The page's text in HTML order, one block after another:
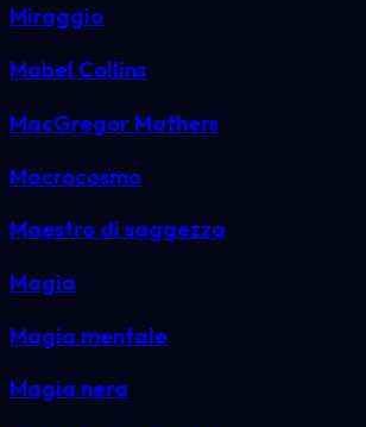
Miraggio
Mabel Collins
MacGregor Mathers
Macrocosmo
Maestro di saggezza
Magia
Magia mentale
Magia nera